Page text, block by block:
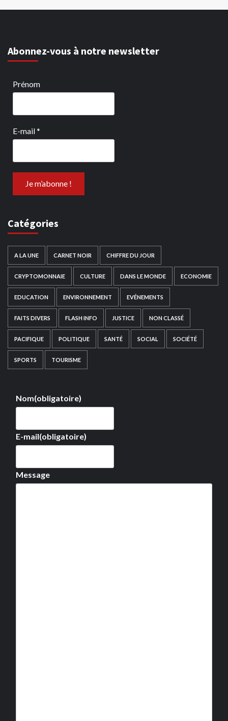
Abonnez-vous à notre newsletter
Prénom
E-mail*
Catégories
A LA UNE CARNET NOIR CHIFFRE DU JOUR
CRYPTOMONNAIE CULTURE DANS LE MONDE ECONOMIE
EDUCATION ENVIRONNEMENT EVÉNEMENTS
FAITS DIVERS FLASH INFO JUSTICE NON CLASSÉ
PACIFIQUE POLITIQUE SANTÉ SOCIAL SOCIÉTÉ
SPORTS TOURISME
Nom(obligatoire)
E-mail(obligatoire)
Message